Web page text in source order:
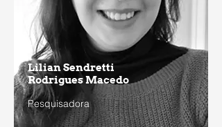
Lilian Sendretti
Rodrigues Macedo
Pesquisadora